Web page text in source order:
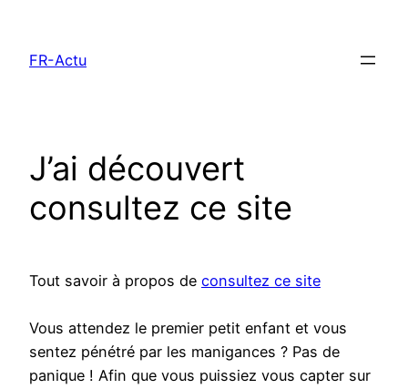
contenu
FR-Actu
J’ai découvert
consultez ce site
Tout savoir à propos de consultez ce site
Vous attendez le premier petit enfant et vous
sentez pénétré par les manigances ? Pas de
panique ! Afin que vous puissiez vous capter sur